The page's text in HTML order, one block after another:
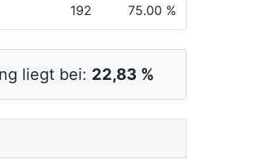
192 75.00 %
liegt bei: 22,83 %